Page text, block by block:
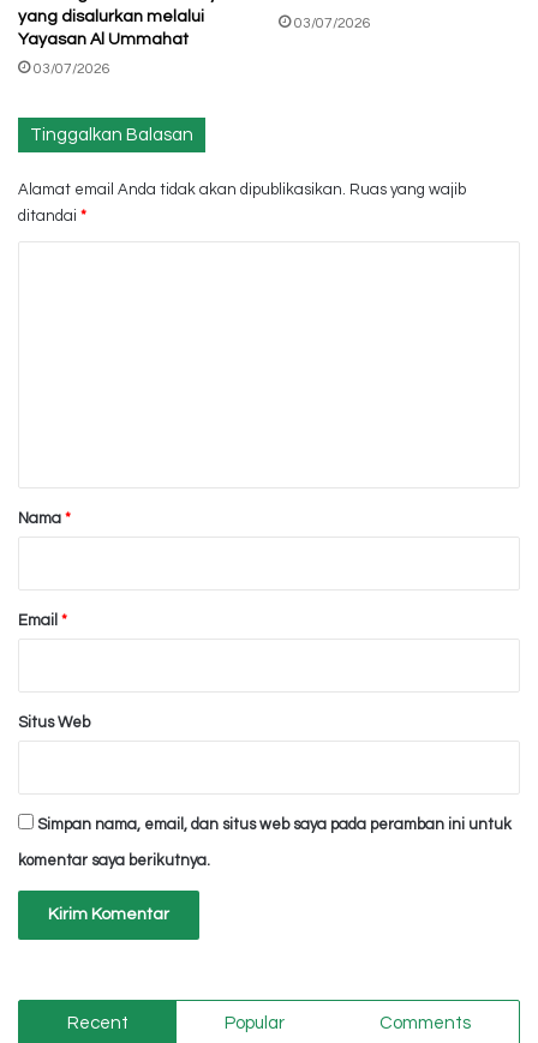
yang disalurkan melalui
Yayasan Al Ummahat
03/07/2026
03/07/2026
Tinggalkan Balasan
Alamat email Anda tidak akan dipublikasikan. Ruas yang wajib
ditandai *
rNama *
Email *
Situs Web
Simpan nama, email, dan situs web saya pada peramban ini untuk
komentar saya berikutnya.
Recent Popular Comments